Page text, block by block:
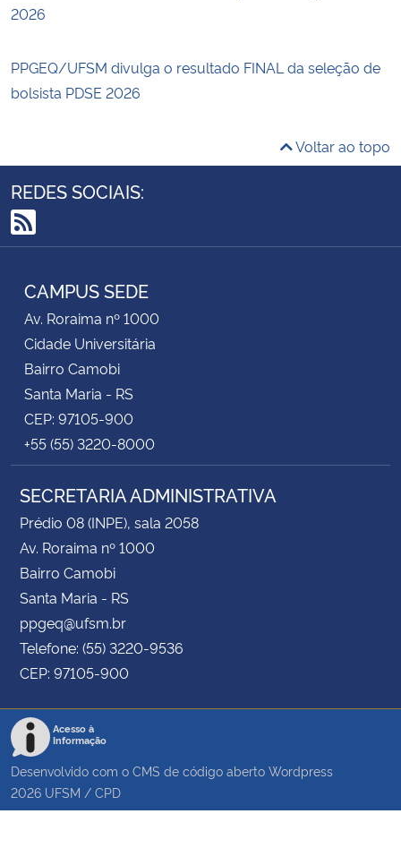
2026
PPGEQ/UFSM divulga o resultado FINAL da seleção de
bolsista PDSE 2026
Voltar ao topo
REDES SOCIAIS:
RSS
CAMPUS SEDE
Av. Roraima nº 1000
Cidade Universitária
Bairro Camobi
Santa Maria - RS
CEP: 97105-900
+55 (55) 3220-8000
SECRETARIA ADMINISTRATIVA
Prédio 08 (INPE), sala 2058
Av. Roraima nº 1000
Bairro Camobi
Santa Maria - RS
ppgeq@ufsm.br
Telefone: (55) 3220-9536
CEP: 97105-900
Acesso à
Informação
Desenvolvido com o CMS de código aberto Wordpress
2026 UFSM / CPD